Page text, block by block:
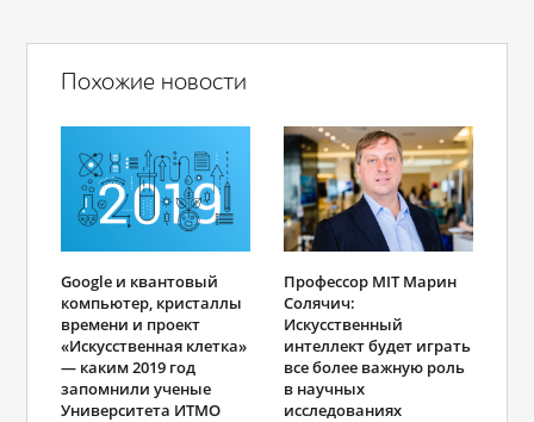
Похожие новости
Google и квантовый
компьютер, кристаллы
времени и проект
«Искусственная клетка»
— каким 2019 год
запомнили ученые
Университета ИТМО
Профессор MIT Марин
Солячич:
Искусственный
интеллект будет играть
все более важную роль
в научных
исследованиях